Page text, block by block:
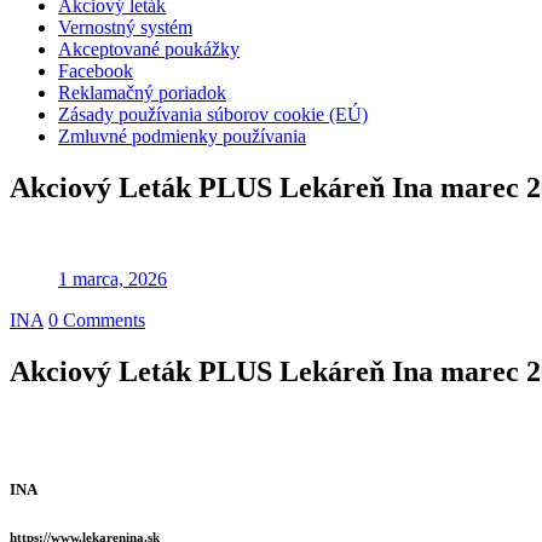
Akciový leták
Vernostný systém
Akceptované poukážky
Facebook
Reklamačný poriadok
Zásady používania súborov cookie (EÚ)
Zmluvné podmienky používania
Akciový Leták PLUS Lekáreň Ina marec
1 marca, 2026
INA 0 Comments
Akciový Leták PLUS Lekáreň Ina marec
INA
https://www.lekarenina.sk